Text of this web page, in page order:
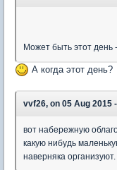
Может быть этот день
А когда этот день?
vvf26, on 05 Aug 2015
вот набережную
какую нибудь
наверняка организуют.